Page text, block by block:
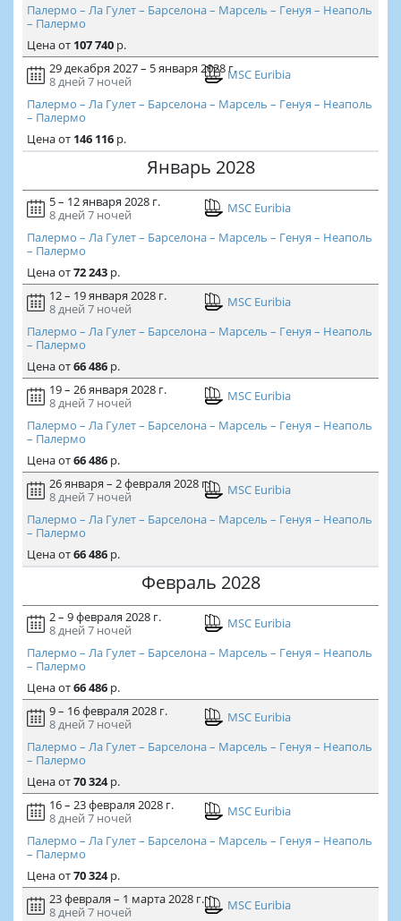
Палермо – Ла Гулет – Барселона – Марсель – Генуя – Неаполь
– Палермо
Ценаот 107 740р.
29 декабря 2027 – 5 января 2028 г.
8 дней 7 ночей
MSC Euribia
Палермо – Ла Гулет – Барселона – Марсель – Генуя – Неаполь
– Палермо
Ценаот 146 116р.
Январь 2028
5 – 12 января 2028 г.
8 дней 7 ночей
MSC Euribia
Палермо – Ла Гулет – Барселона – Марсель – Генуя – Неаполь
– Палермо
Ценаот72 243р.
12 – 19 января 2028 г.
8 дней 7 ночей
MSC Euribia
Палермо – Ла Гулет – Барселона – Марсель – Генуя – Неаполь
– Палермо
Ценаот66 486р.
19 – 26 января 2028 г.
8 дней 7 ночей
MSC Euribia
Палермо – Ла Гулет – Барселона – Марсель – Генуя – Неаполь
– Палермо
Ценаот66 486р.
26 января – 2 февраля 2028 г.
8 дней 7 ночей
MSC Euribia
Палермо – Ла Гулет – Барселона – Марсель – Генуя – Неаполь
– Палермо
Ценаот66 486р.
Февраль 2028
2 – 9 февраля 2028 г.
8 дней 7 ночей
MSC Euribia
Палермо – Ла Гулет – Барселона – Марсель – Генуя – Неаполь
– Палермо
Ценаот66 486р.
9 – 16 февраля 2028 г.
8 дней 7 ночей
MSC Euribia
Палермо – Ла Гулет – Барселона – Марсель – Генуя – Неаполь
– Палермо
Ценаот70 324р.
16 – 23 февраля 2028 г.
8 дней 7 ночей
MSC Euribia
Палермо – Ла Гулет – Барселона – Марсель – Генуя – Неаполь
– Палермо
Ценаот70 324р.
23 февраля – 1 марта 2028 г.
8 дней 7 ночей
MSC Euribia